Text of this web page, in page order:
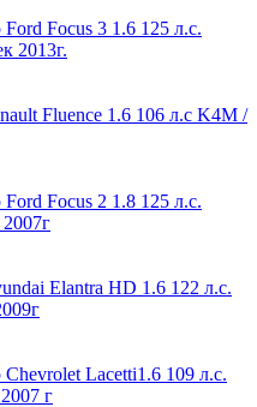
Focus 3 1.6 125 л.с.
2013г.
Fluence 1.6 106 л.с K4M /
Focus 2 1.8 125 л.с.
Elantra HD 1.6 122 л.с.
Lacetti1.6 109 л.с.
г